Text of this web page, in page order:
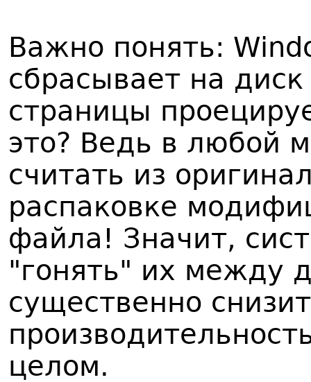
Важно понять:
сбрасывает на
страницы
это? Ведь в любой
считать из
распаковке
файла! Значит,
"гонять" их между
существенно
целом.